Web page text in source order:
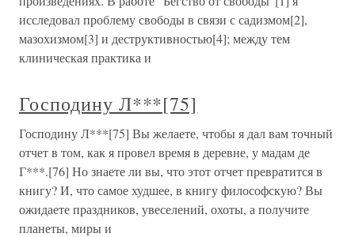
исследовал проблему свободы в связи с садизмом[2],
мазохизмом[3] и деструктивностью[4]; между тем
клиническая практика и
Господину Л***[75]
Господину Л***[75] Вы желаете, чтобы я дал вам точный
отчет в том, как я провел время в деревне, у мадам де
Г***.[76] Но знаете ли вы, что этот отчет превратится в
книгу? И, что самое худшее, в книгу философскую? Вы
ожидаете праздников, увеселений, охоты, а получите
планеты, миры и